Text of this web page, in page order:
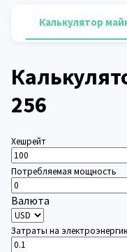
Калькулятор
256
Хешрейт
Потребляемая мощность
Валюта
Затраты на